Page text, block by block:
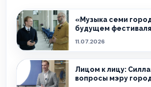
«Музыка семи
будущем
11.07.2026
Лицом к лицу:
вопросы мэру